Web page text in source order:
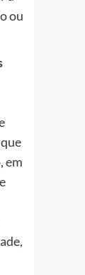
ou
em